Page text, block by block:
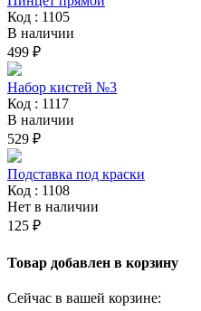
Код : 1105
В наличии
499 ₽
Набор кистей №3
Код : 1117
В наличии
529 ₽
Подставка под краски
Код : 1108
Нет в наличии
125 ₽
Товар добавлен в корзину
Сейчас в вашей корзине: